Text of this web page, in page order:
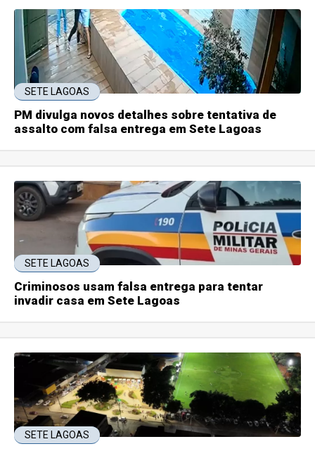
SETE LAGOAS
PM divulga novos detalhes sobre tentativa de
assalto com falsa entrega em Sete Lagoas
SETE LAGOAS
Criminosos usam falsa entrega para tentar
invadir casa em Sete Lagoas
SETE LAGOAS